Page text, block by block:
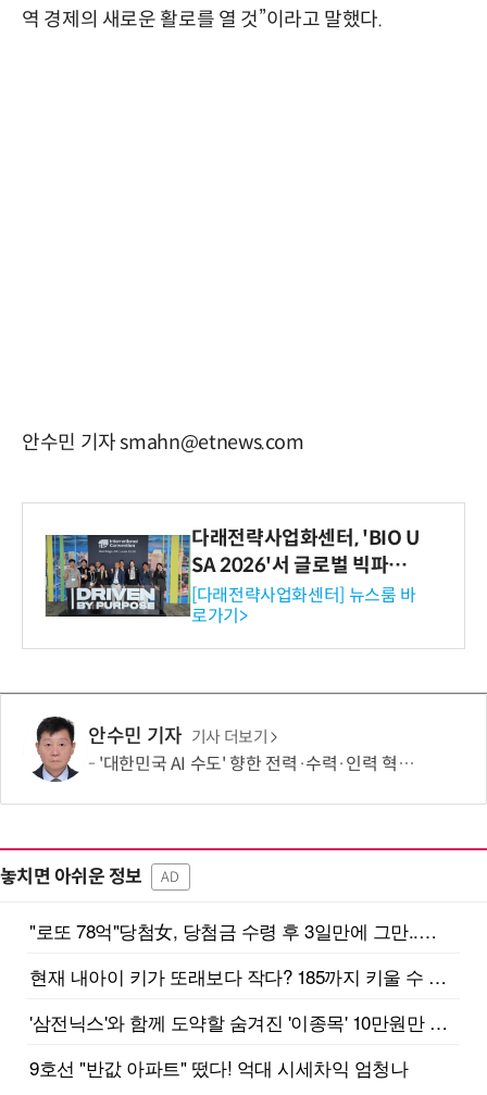
역 경제의 새로운 활로를 열 것”이라고 말했다.
안수민 기자 smahn@etnews.com
다래전략사업화센터, 'BIO U
SA 2026'서 글로벌 빅파마
와의 비즈니스 미팅 지원…K
-바이오 해외 진출 교두보 확
보
[다래전략사업화센터] 뉴스룸 바
로가기>
안수민 기자 기사 더보기
'대한민국 AI 수도' 향한 전력·수력·인력 혁신 시동…'충남 3력 혁신 TF 회의 첫 개최
놓치면 아쉬운 정보 AD